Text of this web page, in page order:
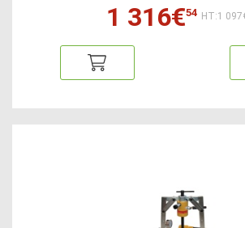
1 316€54 HT:1